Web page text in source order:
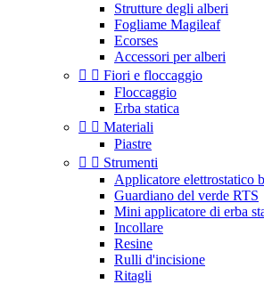
Strutture degli alberi
Fogliame Magileaf
Ecorses
Accessori per alberi
  Fiori e floccaggio
Floccaggio
Erba statica
  Materiali
Piastre
  Strumenti
Applicatore elettrostatico
Guardiano del verde RTS
Mini applicatore di erba
Incollare
Resine
Rulli d'incisione
Ritagli